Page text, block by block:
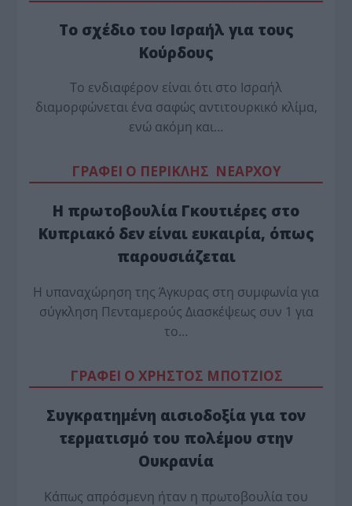
Το σχέδιο του Ισραήλ για τους
Κούρδους
Το ενδιαφέρον είναι ότι στο Ισραήλ
διαμορφώνεται ένα σαφώς αντιτουρκικό κλίμα,
ενώ ακόμη και…
ΓΡΑΦΕΙ Ο ΠΕΡΙΚΛΗΣ ΝΕΑΡΧΟΥ
Η πρωτοβουλία Γκουτιέρες στο
Κυπριακό δεν είναι ευκαιρία, όπως
παρουσιάζεται
Η υπαναχώρηση της Άγκυρας στη συμφωνία για
σύγκληση Πενταμερούς Διασκέψεως συν 1 για
το…
ΓΡΑΦΕΙ Ο ΧΡΗΣΤΟΣ ΜΠΟΤΖΙΟΣ
Συγκρατημένη αισιοδοξία για τον
τερματισμό του πολέμου στην
Ουκρανία
Κάπως απρόσμενη ήταν η πρωτοβουλία του